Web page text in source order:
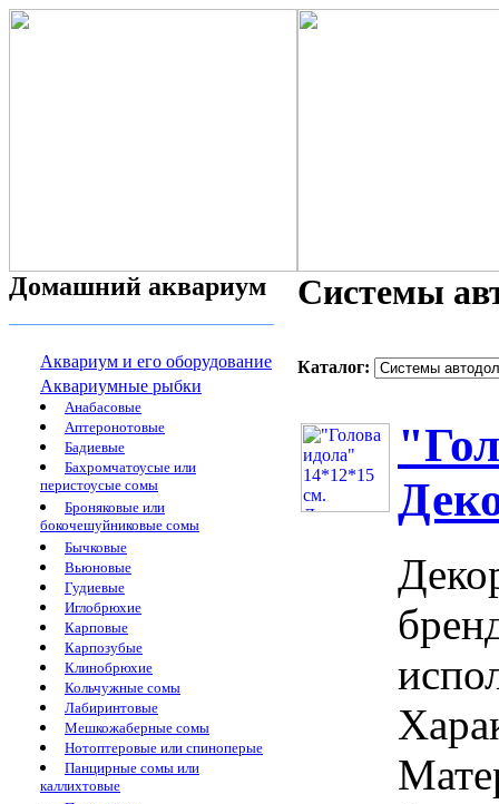
Домашний аквариум
Аквариум и его оборудование
Аквариумные рыбки
Анабасовые
Аптеронотовые
Бадиевые
Бахромчатоусые или
перистоусые сомы
Броняковые или
бокочешуйниковые сомы
Бычковые
Вьюновые
Гудиевые
Иглобрюхие
Карповые
Карпозубые
Клинобрюхие
Кольчужные сомы
Лабиринтовые
Мешкожаберные сомы
Нотоптеровые или спиноперые
Панцирные сомы или
каллихтовые
Системы
Каталог: